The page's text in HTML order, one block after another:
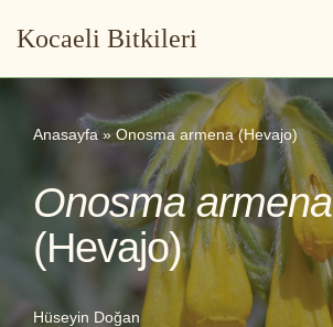
Kocaeli Bitkileri
Anasayfa»Onosma armena (Hevajo)
Onosma armena
(Hevajo)
Hüseyin Doğan